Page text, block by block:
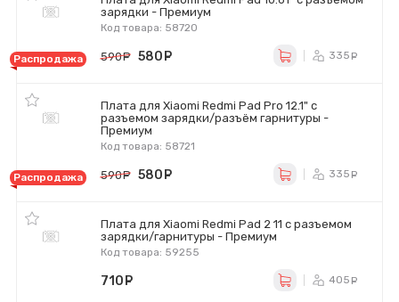
зарядки - Премиум
Код товара: 58720
Распродажа 590 руб.
580 335
Плата для Xiaomi Redmi Pad Pro 12.1" с
разъемом зарядки/разъём гарнитуры -
Премиум
Код товара: 58721
Распродажа 590 руб.
580 335
Плата для Xiaomi Redmi Pad 2 11 с разъемом
зарядки/гарнитуры - Премиум
Код товара: 59255
710 405